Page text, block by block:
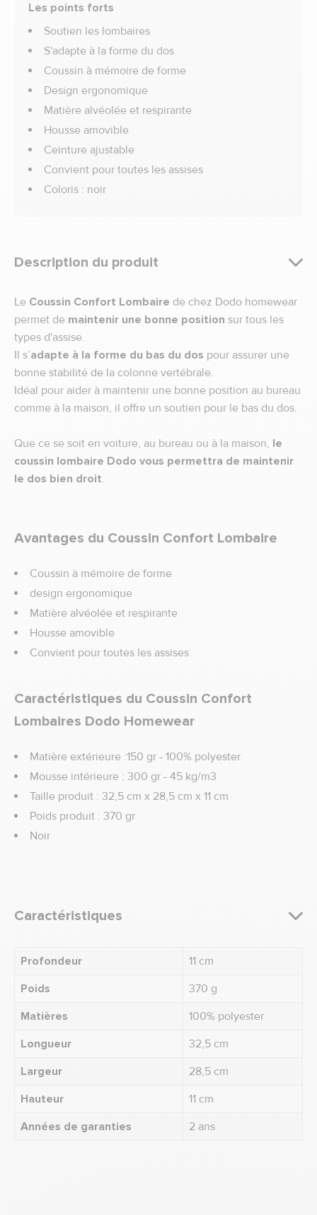
Les points forts
Soutien les lombaires
S'adapte à la forme du dos
Coussin à mémoire de forme
Design ergonomique
Matière alvéolée et respirante
Housse amovible
Ceinture ajustable
Convient pour toutes les assises
Coloris : noir
Caractéristiques
Profondeur
11 cm
Poids
370 g
Matières
100% polyester
Longueur
32,5 cm
Largeur
28,5 cm
Hauteur
11 cm
Années de garanties
2 ans
Description du produit
Le Coussin Confort Lombaire de chez Dodo homewear
permet de maintenir une bonne position sur tous les
types d'assise.
Il s’adapte à la forme du bas du dos pour assurer une
bonne stabilité de la colonne vertébrale.
Idéal pour aider à maintenir une bonne position au bureau
comme à la maison, il offre un soutien pour le bas du dos.
Que ce se soit en voiture, au bureau ou à la maison, le
coussin lombaire Dodo vous permettra de maintenir
le dos bien droit.
Avantages du Coussin Confort Lombaire
Coussin à mémoire de forme
design ergonomique
Matière alvéolée et respirante
Housse amovible
Convient pour toutes les assises
Caractéristiques du Coussin Confort
Lombaires Dodo Homewear
Matière extérieure :150 gr - 100% polyester
Mousse intérieure : 300 gr - 45 kg/m3
Taille produit : 32,5 cm x 28,5 cm x 11 cm
Poids produit : 370 gr
Noir